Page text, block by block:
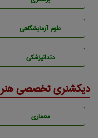
علوم آزمايشگاهی
دندانپزشكی
دیکشنری تخصصی هنر
معماری